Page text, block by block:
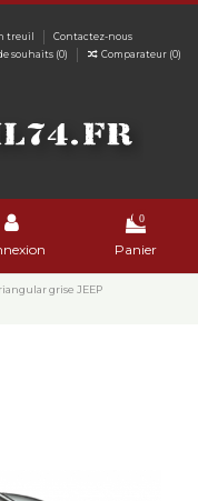
treuil
Contactez-nous
souhaits (0) Comparateur (0)
0
Panier
grise JEEP